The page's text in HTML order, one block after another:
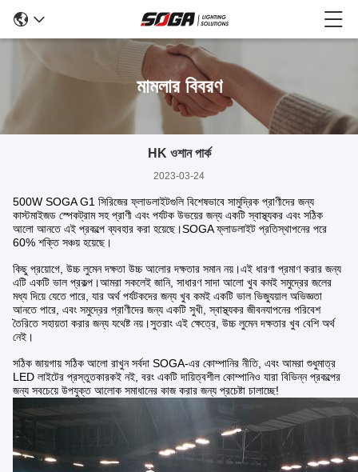
মামলার বিবরণ
HK ওশান পার্ক
2023-03-24
500W SOGA G1 সিরিজের ফ্লাডলাইটগুলি বিশেষভাবে সামুদ্রিক প্রাণীদের জন্য
কাস্টমাইজড স্পেকট্রাম সহ প্রাণী এবং পর্যটক উভয়ের জন্য একটি স্বাস্থ্যকর এবং সঠিক
আলো আনতে এই প্রকল্পে ব্যবহার করা হয়েছে।SOGA ফ্লাডলাইট প্রতিস্থাপনের পরে
60% শক্তি সঞ্চয় হয়েছে।
কিছু প্রয়োগে, উচ্চ লুমেন দক্ষতা উচ্চ আলোর দক্ষতার সমান নয়।এই ধারণা প্রমাণ করার জন্য
এটি একটি ভাল প্রকল্প।আমরা সকলেই জানি, সাধারণ সাদা আলো খুব কমই সমুদ্রের জলের
মধ্য দিয়ে যেতে পারে, যার অর্থ পর্যটকদের জন্য খুব কমই একটি ভাল ভিজ্যুয়াল অভিজ্ঞতা
আনতে পারে, এবং সমুদ্রের প্রাণীদের জন্য একটি সুখী, স্বাস্থ্যকর জীবনযাপনের পরিবেশ
তৈরিতে সহায়তা করার জন্য যথেষ্ট নয়।সুতরাং এই ক্ষেত্রে, উচ্চ লুমেন দক্ষতার খুব বেশি অর্থ
নেই।
সঠিক জায়গায় সঠিক আলো রাখুন সর্বদা SOGA-এর কোম্পানির নীতি, এবং আমরা শুধুমাত্র
LED লাইটের প্রস্তুতকারকই নই, বরং একটি দায়িত্বশীল কোম্পানিও যারা বিভিন্ন প্রকল্পের
জন্য সবচেয়ে উপযুক্ত আলোক সমাধানের কাজ করার জন্য প্রচেষ্টা চালাচ্ছে!